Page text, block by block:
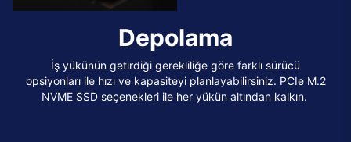
Depolama
İş yükünün getirdiği gerekliliğe göre farklı sürücü
opsiyonları ile hızı ve kapasiteyi planlayabilirsiniz. PCIe M.2
NVME SSD seçenekleri ile her yükün altından kalkın.